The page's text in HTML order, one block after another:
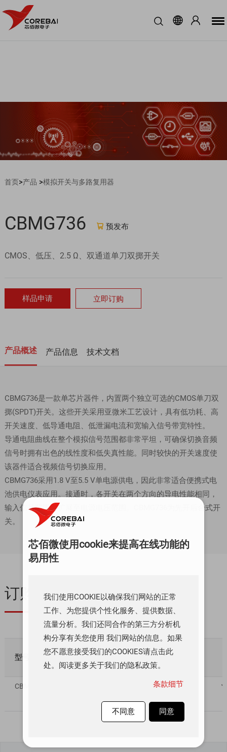
首页>产品 >模拟开关与多路复用器
CBMG736  预发布
CMOS、低压、2.5 Ω、双通道单刀双掷开关
样品申请 立即订购
产品概述 产品信息 技术文档
CBMG736是一款单芯片器件，内置两个独立可选的CMOS单刀双
掷(SPDT)开关。这些开关采用亚微米工艺设计，具有低功耗、高
开关速度、低导通电阻、低泄漏电流和宽输入信号带宽特性。
导通电阻曲线在整个模拟信号范围都非常平坦，可确保切换音频
信号时拥有出色的线性度和低失真性能。同时较快的开关速度使
该器件适合视频信号切换应用。
CBMG736采用1.8 V至5.5 V单电源供电，因此非常适合便携式电
池供电仪表应用。接通时，各开关在两个方向的导电性能相同，
输入信号范围可扩展至电源电压范围。CBMG736为先开后合式开
关。
订购与质量
型号 质量等级 库存数量 数量/价格
CBMG736AMS ￥ 0.00
芯佰微使用cookie来提高在线功能的
易用性
我们使用COOKIE以确保我们网站的正常
工作、为您提供个性化服务、提供数据、
流量分析。我们还同合作的第三方分析机
构分享有关您使用 我们网站的信息。如果
您不愿意接受我们的COOKIES请点击此
处。阅读更多关于我们的隐私政策。
条款细节
不同意 同意